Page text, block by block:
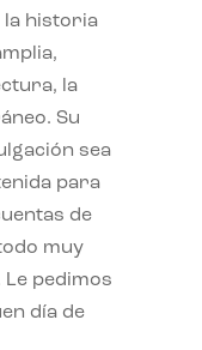
la historia
la
Su
sea
para
de
muy
Le pedimos
día de